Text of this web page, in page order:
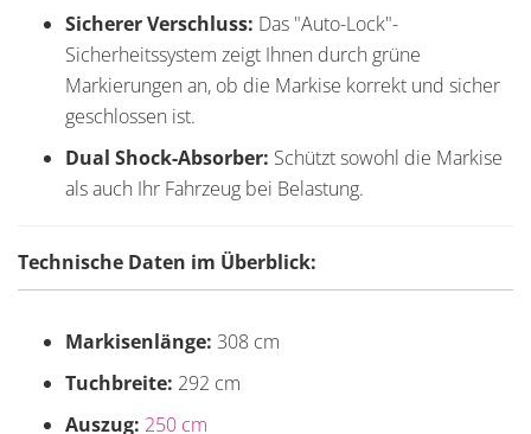
Sicherer Verschluss: Das "Auto-Lock"-
Sicherheitssystem zeigt Ihnen durch grüne
Markierungen an, ob die Markise korrekt und sicher
geschlossen ist.
Dual Shock-Absorber: Schützt sowohl die Markise
als auch Ihr Fahrzeug bei Belastung.
Technische Daten im Überblick:
Markisenlänge: 308 cm
Tuchbreite: 292 cm
Auszug: 250 cm